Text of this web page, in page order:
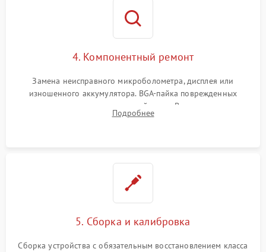
4. Компонентный ремонт
Замена неисправного микроболометра, дисплея или
изношенного аккумулятора. BGA-пайка поврежденных
контроллеров на материнской плате. Восстановление
разъемов и кнопок, замена поврежденных элементов
Подробнее
5. Сборка и калибровка
Сборка устройства с обязательным восстановлением класса